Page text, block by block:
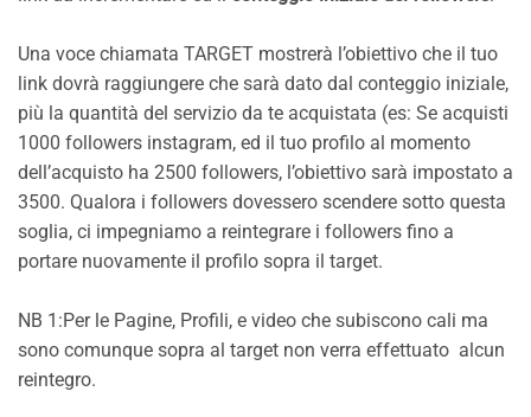
Una voce chiamata TARGET mostrerà l’obiettivo che il tuo
link dovrà raggiungere che sarà dato dal conteggio iniziale,
più la quantità del servizio da te acquistata (es: Se acquisti
1000 followers instagram, ed il tuo profilo al momento
dell’acquisto ha 2500 followers, l’obiettivo sarà impostato a
3500. Qualora i followers dovessero scendere sotto questa
soglia, ci impegniamo a reintegrare i followers fino a
portare nuovamente il profilo sopra il target.
NB 1:Per le Pagine, Profili, e video che subiscono cali ma
sono comunque sopra al target non verra effettuato alcun
reintegro.